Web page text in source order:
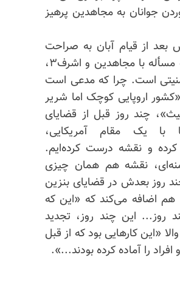
جوانان به مجاهدین پرهیز
بعد از قیام آبان به صراحت
می‌گفت که مسأله با مجاهدین و اشرف۳،
است. چرا که مدعی است
اروپایی کوچک اما شریر
چند روز قبل از قضایای
با یک مقام آمریکایی،
کرده و نقشه درست کرده‌ایم.
نقشه هم همان چیزی
روز بعدش در قضایای بنزین
هم اضافه می‌کند که «این که
روز... این چند روز، تجدید
«این کارهایی بود که از قبل
افراد را آماده کرده بودند...».